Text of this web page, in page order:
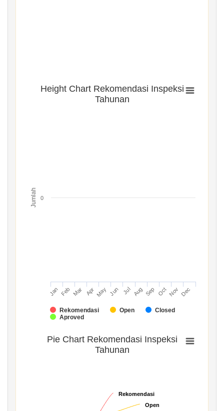
Jumlah
Height Chart Rekomendasi Inspeksi
Tahunan
Rekomendasi Open
Closed
Aproved
Jan Feb Mar Apr May Jun Jul Aug Sep Oct Nov Dec
0
Pie Chart Rekomendasi Inspeksi
Tahunan
Rekomendasi
Rekomendasi
Open
Open